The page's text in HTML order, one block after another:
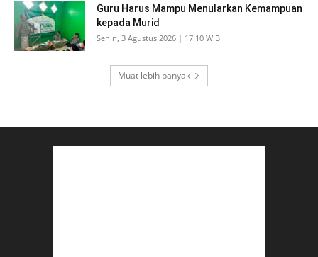
Guru Harus Mampu Menularkan Kemampuan
kepada Murid
Senin, 3 Agustus 2026 | 17:10 WIB
Muat lebih banyak